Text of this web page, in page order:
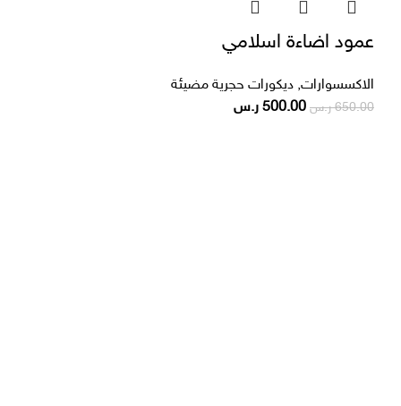
عمود اضاءة اسلامي
الاكسسوارات, ديكورات حجرية مضيئة
650.00 ر.س 500.00 ر.س